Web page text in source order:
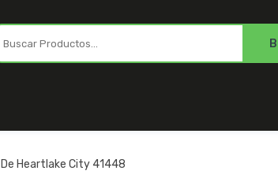
De Heartlake City 41448